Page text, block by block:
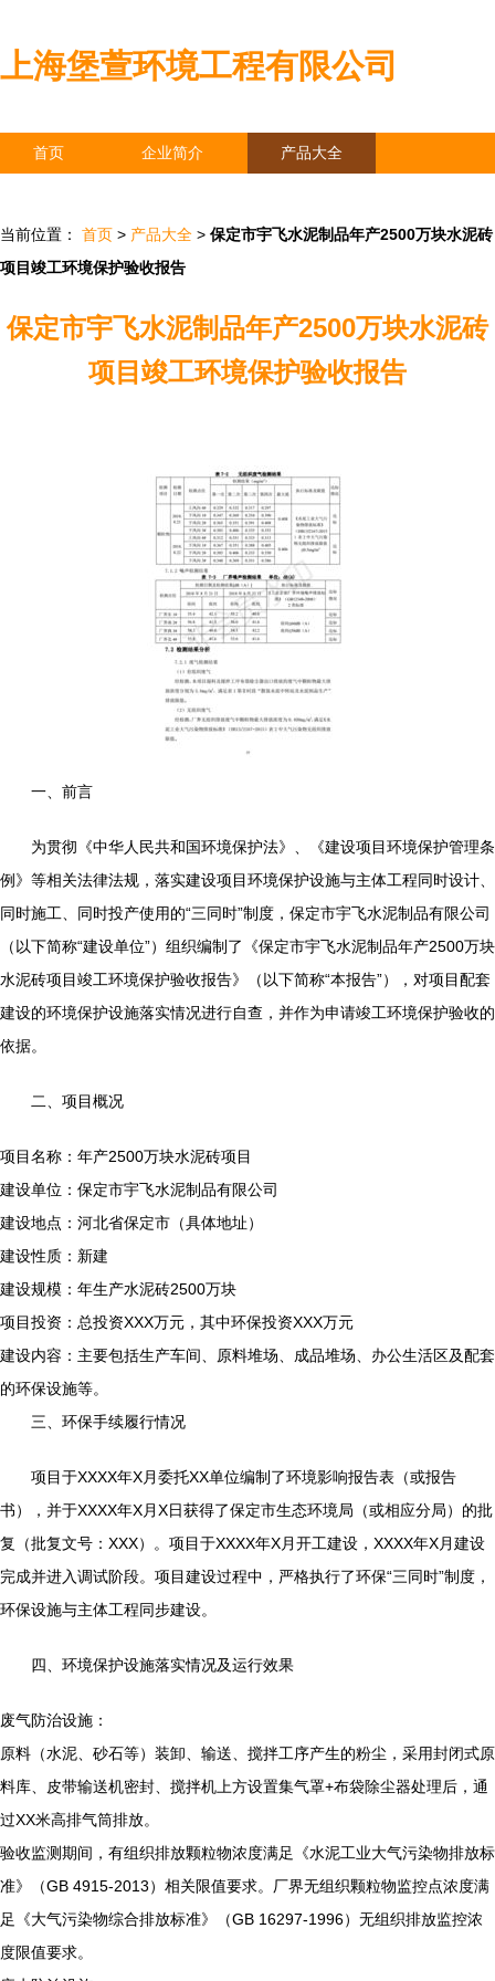
上海堡萱环境工程有限公司
首页 企业简介 产品大全
当前位置： 首页 > 产品大全 > 保定市宇飞水泥制品年产2500万块水泥砖
项目竣工环境保护验收报告
保定市宇飞水泥制品年产2500万块水泥砖
项目竣工环境保护验收报告
一、前言
为贯彻《中华人民共和国环境保护法》、《建设项目环境保护管理条
例》等相关法律法规，落实建设项目环境保护设施与主体工程同时设计、
同时施工、同时投产使用的“三同时”制度，保定市宇飞水泥制品有限公司
（以下简称“建设单位”）组织编制了《保定市宇飞水泥制品年产2500万块
水泥砖项目竣工环境保护验收报告》（以下简称“本报告”），对项目配套
建设的环境保护设施落实情况进行自查，并作为申请竣工环境保护验收的
依据。
二、项目概况
项目名称：年产2500万块水泥砖项目
建设单位：保定市宇飞水泥制品有限公司
建设地点：河北省保定市（具体地址）
建设性质：新建
建设规模：年生产水泥砖2500万块
项目投资：总投资XXX万元，其中环保投资XXX万元
建设内容：主要包括生产车间、原料堆场、成品堆场、办公生活区及配套
的环保设施等。
三、环保手续履行情况
项目于XXXX年X月委托XX单位编制了环境影响报告表（或报告
书），并于XXXX年X月X日获得了保定市生态环境局（或相应分局）的批
复（批复文号：XXX）。项目于XXXX年X月开工建设，XXXX年X月建设
完成并进入调试阶段。项目建设过程中，严格执行了环保“三同时”制度，
环保设施与主体工程同步建设。
四、环境保护设施落实情况及运行效果
废气防治设施：
原料（水泥、砂石等）装卸、输送、搅拌工序产生的粉尘，采用封闭式原
料库、皮带输送机密封、搅拌机上方设置集气罩+布袋除尘器处理后，通
过XX米高排气筒排放。
验收监测期间，有组织排放颗粒物浓度满足《水泥工业大气污染物排放标
准》（GB 4915-2013）相关限值要求。厂界无组织颗粒物监控点浓度满
足《大气污染物综合排放标准》（GB 16297-1996）无组织排放监控浓
度限值要求。